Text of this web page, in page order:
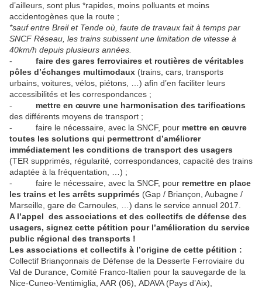
d’ailleurs, sont plus *rapides, moins polluants et moins
accidentogènes que la route ;
*sauf entre Breil et Tende où, faute de travaux fait à temps par
SNCF Réseau, les trains subissent une limitation de vitesse à
40km/h depuis plusieurs années.
- faire des gares ferroviaires et routières de véritables
pôles d’échanges multimodaux (trains, cars, transports
urbains, voitures, vélos, piétons, …) afin d’en faciliter leurs
accessibilités et les correspondances ;
- mettre en œuvre une harmonisation des tarifications
des différents moyens de transport ;
- faire le nécessaire, avec la SNCF, pour mettre en œuvre
toutes les solutions qui permettront d’améliorer
immédiatement les conditions de transport des usagers
(TER supprimés, régularité, correspondances, capacité des trains
adaptée à la fréquentation, …) ;
- faire le nécessaire, avec la SNCF, pour remettre en place
les trains et les arrêts supprimés (Gap / Briançon, Aubagne /
Marseille, gare de Carnoules, …) dans le service annuel 2017.
A l’appel des associations et des collectifs de défense des
usagers, signez cette pétition pour l’amélioration du service
public régional des transports !
Les associations et collectifs à l’origine de cette pétition :
Collectif Briançonnais de Défense de la Desserte Ferroviaire du
Val de Durance, Comité Franco-Italien pour la sauvegarde de la
Nice-Cuneo-Ventimiglia, AAR (06), ADAVA (Pays d’Aix),